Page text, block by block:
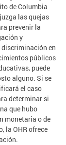
de Columbia
las quejas
prevenir la
y
en
públicos
puede
alguno. Si se
el caso
determinar si
que hubo
monetaria o de
la OHR ofrece